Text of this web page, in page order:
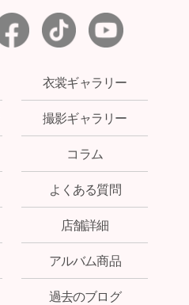
衣裳ギャラリー
撮影ギャラリー
コラム
よくある質問
店舗詳細
アルバム商品
過去のブログ